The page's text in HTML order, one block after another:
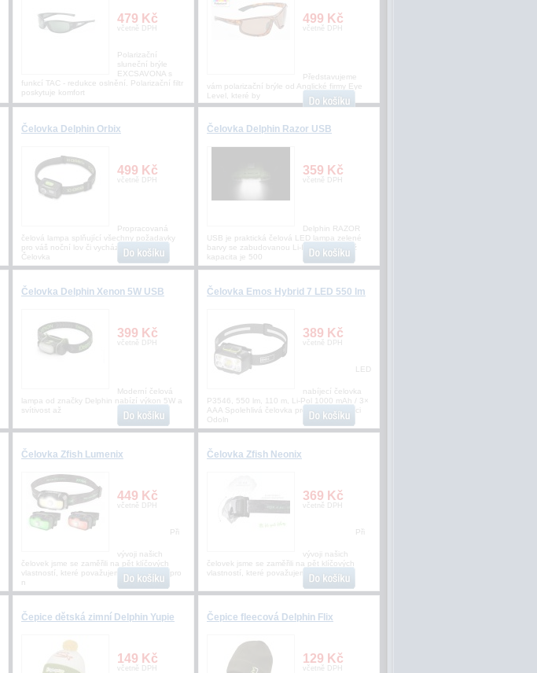
479 Kč
včetně DPH
Polarizační
sluneční brýle
EXCSAVONA s
funkcí TAC - redukce oslnění. Polarizační filtr
poskytuje komfort
499 Kč
včetně DPH
Představujeme
vám polarizační brýle od Anglické firmy Eye
Level, které by
Čelovka Delphin Orbix
499 Kč
včetně DPH
Propracovaná
čelová lampa splňující všechny požadavky
pro váš noční lov či vycházky do přírody.
Čelovka
Čelovka Delphin Razor USB
359 Kč
včetně DPH
Delphin RAZOR
USB je praktická čelová LED lampa zelené
barvy se zabudovanou Li-Ion baterií, jejíž
kapacita je 500
Čelovka Delphin Xenon 5W USB
399 Kč
včetně DPH
Moderní čelová
lampa od značky Delphin nabízí výkon 5W a
svítivost až
Čelovka Emos Hybrid 7 LED 550 lm
389 Kč
včetně DPH
LED
nabíjecí čelovka
P3546, 550 lm, 110 m, Li-Pol 1000 mAh / 3×
AAA Spolehlivá čelovka pro každou situaci
Odoln
Čelovka Zfish Lumenix
449 Kč
včetně DPH
Při
vývoji našich
čelovek jsme se zaměřili na pět klíčových
vlastností, které považujeme za zásadní pro
n
Čelovka Zfish Neonix
369 Kč
včetně DPH
Při
vývoji našich
čelovek jsme se zaměřili na pět klíčových
vlastností, které považujeme za zásadn
Čepice dětská zimní Delphin Yupie
149 Kč
včetně DPH
Čepice fleecová Delphin Flix
129 Kč
včetně DPH